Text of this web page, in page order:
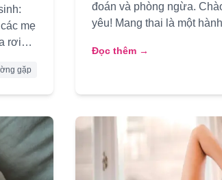
mẹ
rơi
gặp
đoán và phòng ngừa.
yêu! Mang thai là một
Đọc thêm →